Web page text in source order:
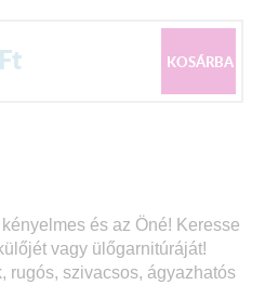
Ft
és az Öné! Keresse
vagy ülőgarnitúráját!
rugós, szivacsos, ágyazhatós